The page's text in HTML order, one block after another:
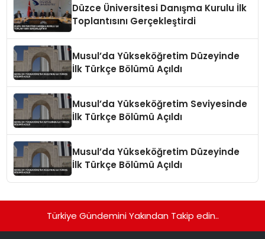
Düzce Üniversitesi Danışma Kurulu İlk
Toplantısını Gerçekleştirdi
Musul’da Yükseköğretim Düzeyinde
İlk Türkçe Bölümü Açıldı
Musul’da Yükseköğretim Seviyesinde
İlk Türkçe Bölümü Açıldı
Musul’da Yükseköğretim Düzeyinde
İlk Türkçe Bölümü Açıldı
Türkiye Gündemini Yakından Takip edin..